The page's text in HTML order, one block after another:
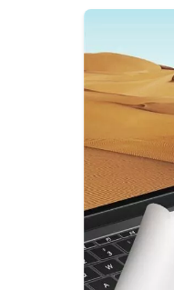
Sklep eBay